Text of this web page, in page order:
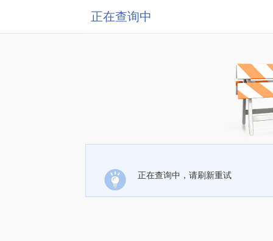
正在查询中
正在查询中，请刷新重试